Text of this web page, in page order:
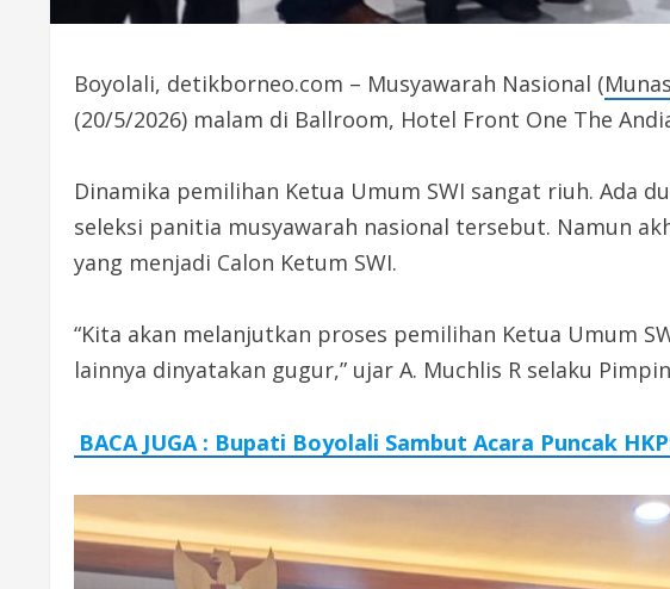
Boyolali, detikborneo.com – Musyawarah Nasional (Munas
(20/5/2026) malam di Ballroom, Hotel Front One The
Dinamika pemilihan Ketua Umum SWI sangat riuh. Ada
seleksi panitia musyawarah nasional tersebut. Namun
yang menjadi Calon Ketum SWI.
“Kita akan melanjutkan proses pemilihan Ketua Umum
lainnya dinyatakan gugur,” ujar A. Muchlis R selaku
BACA JUGA : Bupati Boyolali Sambut Acara Puncak